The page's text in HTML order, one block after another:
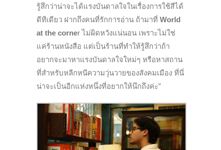
รู้สึกว่าน่าจะได้แรงบันดาลใจในเรื่องการใช้สีได้
ดีทีเดียว ฝากถึงคนที่รักการอ่าน ถ้ามาที่ World
at the corner ไม่ผิดหวังแน่นอน เพราะไม่ใช่
แค่ร้านหนังสือ แต่เป็นร้านที่ทำให้รู้สึกว่าถ้า
อยากจะมาหาแรงบันดาลใจใหม่ๆ หรือหาสถาน
ที่สำหรับหลีกหนีความวุ่นวายของสังคมเมือง ที่นี่
น่าจะเป็นอีกแห่งหนึ่งที่อยากให้นึกถึงค่ะ”